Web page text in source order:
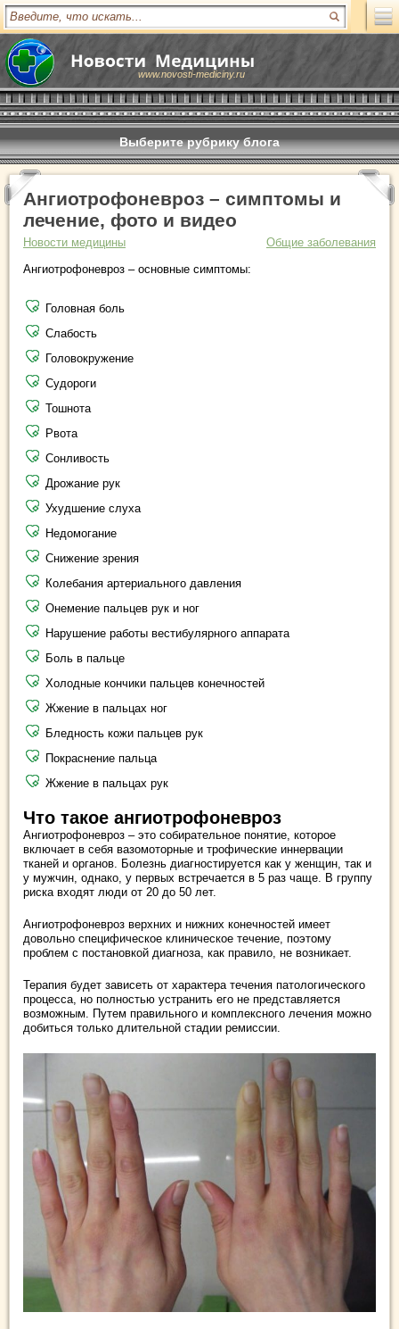
www.novosti-mediciny.ru
Выберите рубрику блога
Ангиотрофоневроз – симптомы и
лечение, фото и видео
Новости медицины
Общие заболевания
Ангиотрофоневроз – основные симптомы:
Головная боль
Слабость
Головокружение
Судороги
Тошнота
Рвота
Сонливость
Дрожание рук
Ухудшение слуха
Недомогание
Снижение зрения
Колебания артериального давления
Онемение пальцев рук и ног
Нарушение работы вестибулярного аппарата
Боль в пальце
Холодные кончики пальцев конечностей
Жжение в пальцах ног
Бледность кожи пальцев рук
Покраснение пальца
Жжение в пальцах рук
Что такое ангиотрофоневроз
Ангиотрофоневроз – это собирательное понятие, которое
включает в себя вазомоторные и трофические иннервации
тканей и органов. Болезнь диагностируется как у женщин, так и
у мужчин, однако, у первых встречается в 5 раз чаще. В группу
риска входят люди от 20 до 50 лет.
Ангиотрофоневроз верхних и нижних конечностей имеет
довольно специфическое клиническое течение, поэтому
проблем с постановкой диагноза, как правило, не возникает.
Терапия будет зависеть от характера течения патологического
процесса, но полностью устранить его не представляется
возможным. Путем правильного и комплексного лечения можно
добиться только длительной стадии ремиссии.